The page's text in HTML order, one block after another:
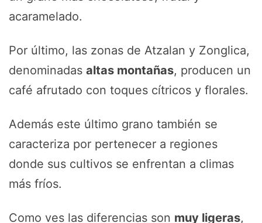
acaramelado.
Por último, las zonas de Atzalan y Zonglica,
denominadas altas montañas, producen un
café afrutado con toques cítricos y florales.
Además este último grano también se
caracteriza por pertenecer a regiones
donde sus cultivos se enfrentan a climas
más fríos.
Como ves las diferencias son muy ligeras,